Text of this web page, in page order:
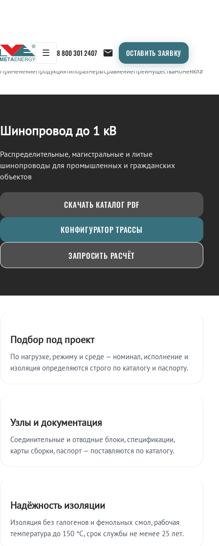
☰ 8 800 301 2407 ОСТАВИТЬ ЗАЯВКУ
← Продукция/ШИНОПРОВОД
ПрименениеПродукцияТипоразмерыСравнениеПреимуществаНоменклатура
Шинопровод до 1 кВ
Распределительные, магистральные и литые
шинопроводы для промышленных и гражданских
объектов
СКАЧАТЬ КАТАЛОГ PDF
КОНФИГУРАТОР ТРАССЫ
ЗАПРОСИТЬ РАСЧЁТ
Подбор под проект
По нагрузке, режиму и среде — номинал, исполнение и
изоляция определяются строго по каталогу и паспорту.
Узлы и документация
Соединительные и отводные блоки, спецификации,
карты сборки, паспорт — поставляются по каталогу.
Надёжность изоляции
Изоляция без галогенов и фенольных смол, рабочая
температура до 150 °C, срок службы не менее 25 лет.